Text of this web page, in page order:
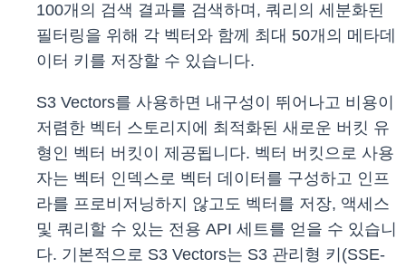
100개의 검색 결과를 검색하며, 쿼리의 세분화된
필터링을 위해 각 벡터와 함께 최대 50개의 메타데
이터 키를 저장할 수 있습니다.
S3 Vectors를 사용하면 내구성이 뛰어나고 비용이
저렴한 벡터 스토리지에 최적화된 새로운 버킷 유
형인 벡터 버킷이 제공됩니다. 벡터 버킷으로 사용
자는 벡터 인덱스로 벡터 데이터를 구성하고 인프
라를 프로비저닝하지 않고도 벡터를 저장, 액세스
및 쿼리할 수 있는 전용 API 세트를 얻을 수 있습니
다. 기본적으로 S3 Vectors는 S3 관리형 키(SSE-